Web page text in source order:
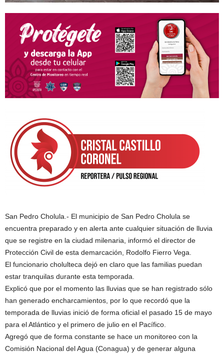
San Pedro Cholula.- El municipio de San Pedro Cholula se
encuentra preparado y en alerta ante cualquier situación de lluvia
que se registre en la ciudad milenaria, informó el director de
Protección Civil de esta demarcación, Rodolfo Fierro Vega.
El funcionario cholulteca dejó en claro que las familias puedan
estar tranquilas durante esta temporada.
Explicó que por el momento las lluvias que se han registrado sólo
han generado encharcamientos, por lo que recordó que la
temporada de lluvias inició de forma oficial el pasado 15 de mayo
para el Atlántico y el primero de julio en el Pacífico.
Agregó que de forma constante se hace un monitoreo con la
Comisión Nacional del Agua (Conagua) y de generar alguna